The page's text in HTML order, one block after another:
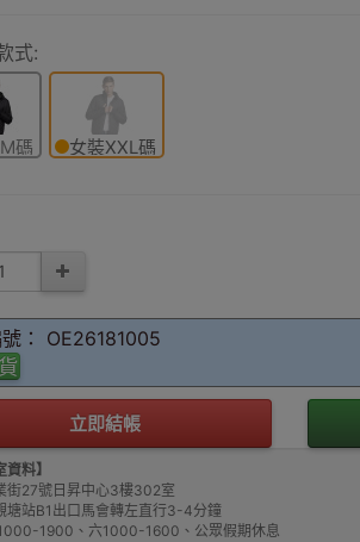
式:
碼 女裝XXL碼
： OE26181005
立即結帳
資料】
街27號日昇中心3樓302室
塘站B1出口馬會轉左直行3-4分鐘
1900、六1000-1600、公眾假期休息